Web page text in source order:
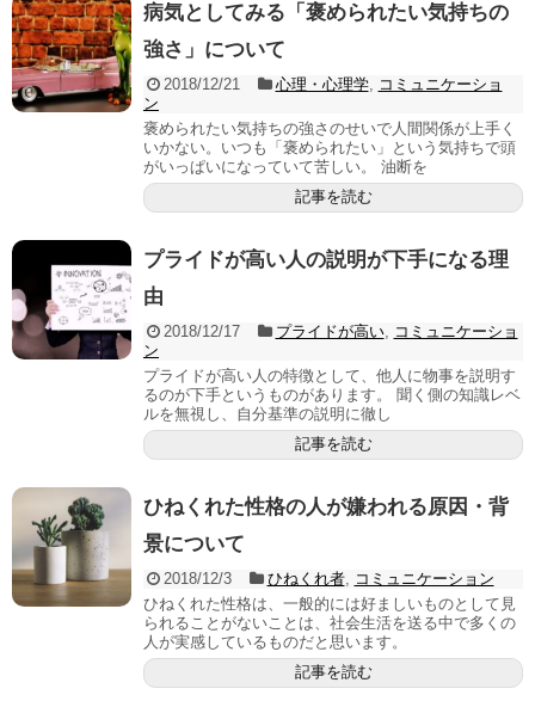
病気としてみる「褒められたい気持ちの
強さ」について
2018/12/21 心理・心理学, コミュニケーショ
ン
褒められたい気持ちの強さのせいで人間関係が上手く
いかない。いつも「褒められたい」という気持ちで頭
がいっぱいになっていて苦しい。 油断を
記事を読む
プライドが高い人の説明が下手になる理
由
2018/12/17 プライドが高い, コミュニケーショ
ン
プライドが高い人の特徴として、他人に物事を説明す
るのが下手というものがあります。 聞く側の知識レベ
ルを無視し、自分基準の説明に徹し
記事を読む
ひねくれた性格の人が嫌われる原因・背
景について
2018/12/3 ひねくれ者, コミュニケーション
ひねくれた性格は、一般的には好ましいものとして見
られることがないことは、社会生活を送る中で多くの
人が実感しているものだと思います。
記事を読む